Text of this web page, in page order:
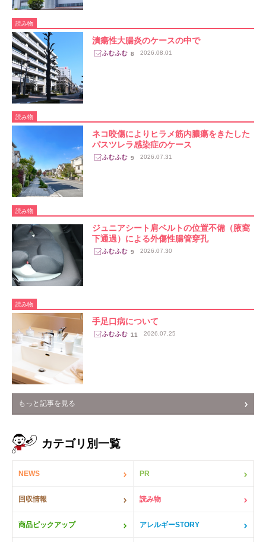
読み物
潰瘍性大腸炎のケースの中で
8 2026.08.01
読み物
ネコ咬傷によりヒラメ筋内膿瘍をきたした
パスツレラ感染症のケース
9 2026.07.31
読み物
ジュニアシート肩ベルトの位置不備（腋窩
下通過）による外傷性腸管穿孔
9 2026.07.30
読み物
手足口病について
11 2026.07.25
もっと記事を見る
カテゴリ別一覧
NEWS PR
回収情報 読み物
商品ピックアップ アレルギーSTORY